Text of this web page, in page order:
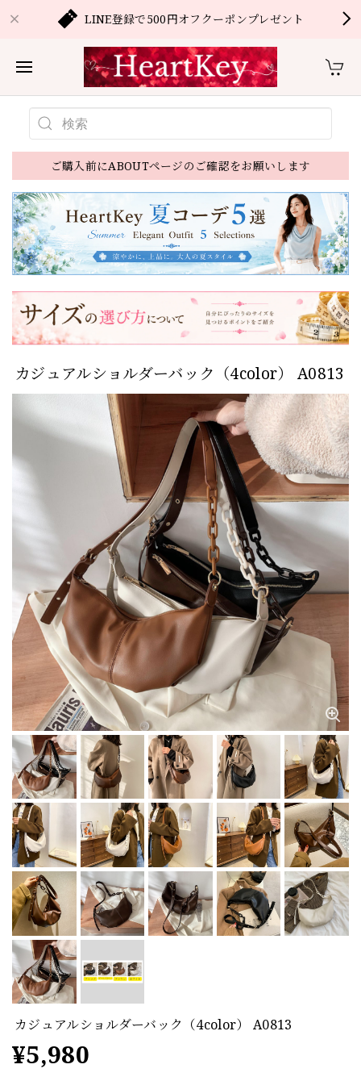
LINE登録で500円オフクーポンプレゼント
ご購入前にABOUTページのご確認をお願いします
カジュアルショルダーバック（4color） A0813
カジュアルショルダーバック（4color） A0813
¥5,980